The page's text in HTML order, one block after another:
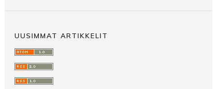
UUSIMMAT ARTIKKELIT